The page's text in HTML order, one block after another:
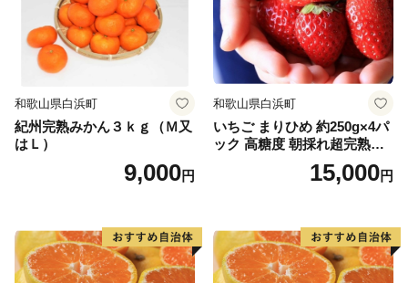
TEL:050-6875-4016 FAX:050-3588-2325
和歌山県白浜町
紀州完熟みかん３ｋｇ（Ｍ又
はＬ）
9,000円
和歌山県白浜町
いちご まりひめ 約250g×4パ
ック 高糖度 朝採れ超完熟ま
りひめ 1月以降発送分15,000円